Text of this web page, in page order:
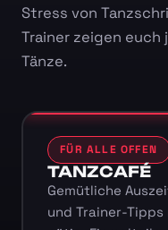
Stress von
Trainer zeigen euch
Tänze.
FÜR ALLE OFFEN
TANZCAFÉ
Gemütliche
und Trainer-